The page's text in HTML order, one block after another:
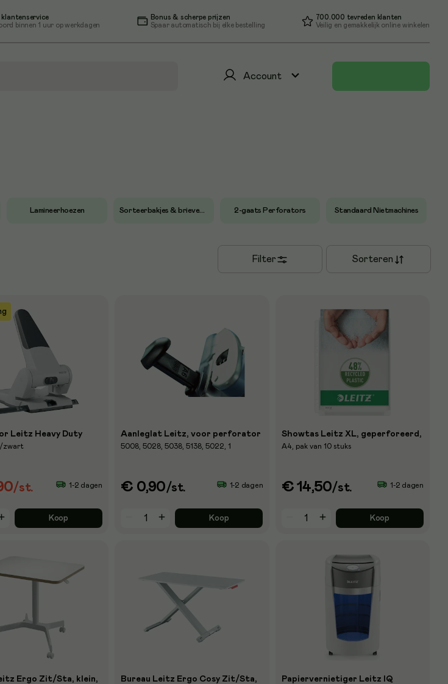
klantenservice
binnen 1 uur op werkdagen
Bonus & scherpe prijzen
Spaar automatisch bij elke bestelling
700.000 tevreden klanten
Veilig en gemakkelijk online winkelen
Account
Lamineerhoezen Sorteerbakjes & brievenbakjes 2-gaats Perforators Standaard Nietmachines
Filter Sorteren
Leitz Heavy Duty
zwart
/st. 1-2 dagen
Koop
Aanleglat Leitz, voor perforator
5008, 5028, 5038, 5138, 5022, 1
€ 0,90/st. 1-2 dagen
Koop
Showtas Leitz XL, geperforeerd,
A4, pak van 10 stuks
€ 14,50/st. 1-2 dagen
Koop
Ergo Zit/Sta, klein, Bureau Leitz Ergo Cosy Zit/Sta, Papiervernietiger Leitz IQ